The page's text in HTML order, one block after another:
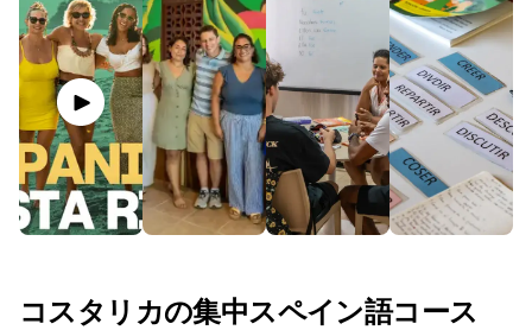
コスタリカの集中スペイン語コース